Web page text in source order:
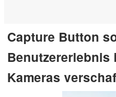
Capture Button
Benutzererlebnis
Kameras